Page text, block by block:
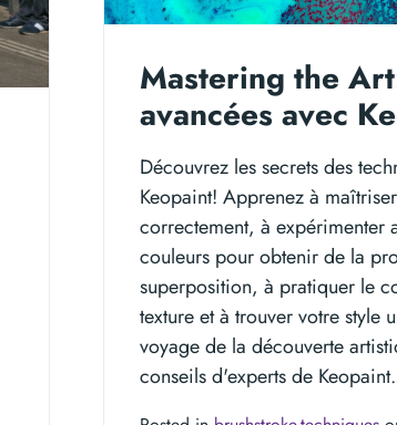
Mastering the
avancées avec
Découvrez les secrets des
Keopaint! Apprenez à
correctement, à expérimenter
couleurs pour obtenir de la
superposition, à pratiquer le
texture et à trouver votre style
voyage de la découverte
conseils d'experts de Keopaint.